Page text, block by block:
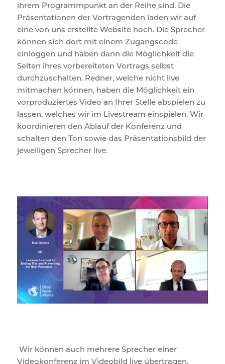
ihrem Programmpunkt an der Reihe sind. Die
Präsentationen der Vortragenden laden wir auf
eine von uns erstellte Website hoch. Die Sprecher
können sich dort mit einem Zugangscode
einloggen und haben dann die Möglichkeit die
Seiten ihres vorbereiteten Vortrags selbst
durchzuschalten. Redner, welche nicht live
mitmachen können, haben die Möglichkeit ein
vorproduziertes Video an Ihrer Stelle abspielen zu
lassen, welches wir im Livestream einspielen. Wir
koordinieren den Ablauf der Konferenz und
schalten den Ton sowie das Präsentationsbild der
jeweiligen Sprecher live.
Wir können auch mehrere Sprecher einer
Videokonferenz im Videobild live übertragen.